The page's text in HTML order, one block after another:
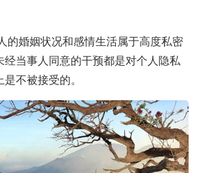
的婚姻状况和感情生活属于高度私密
经当事人同意的干预都是对个人隐私
不被接受的。